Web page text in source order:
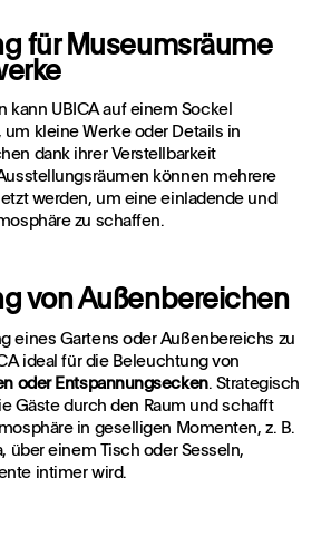
für Museumsräume
kann UBICA auf einem Sockel
kleine Werke oder Details in
dank ihrer Verstellbarkeit
können mehrere
werden, um eine einladende und
zu schaffen.
von Außenbereichen
eines Gartens oder Außenbereichs zu
ideal für die Beleuchtung von
oder Entspannungsecken. Strategisch
Gäste durch den Raum und schafft
in geselligen Momenten, z. B.
über einem Tisch oder Sesseln,
intimer wird.